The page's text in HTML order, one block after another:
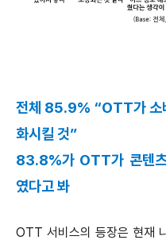
전체 85.9% “OTT가 소
화시킬 것”
83.8%가 OTT가 콘텐
였다고 봐
OTT 서비스의 등장은 현재